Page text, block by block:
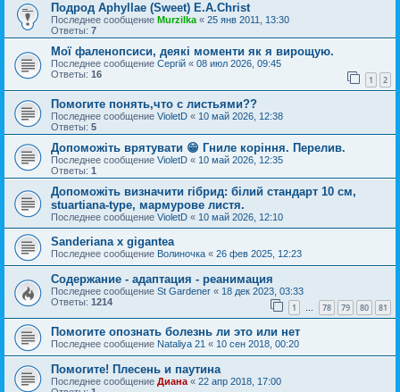
Подрод Aphyllae (Sweet) E.A.Christ
Последнее сообщение Murzilka « 25 янв 2011, 13:30
Ответы: 7
Мої фаленопсиси, деякі моменти як я вирощую.
Последнее сообщение Сергій « 08 июл 2026, 09:45
Ответы: 16 1 2
Помогите понять,что с листьями??
Последнее сообщение VioletD « 10 май 2026, 12:38
Ответы: 5
Допоможіть врятувати 😁 Гниле коріння. Перелив.
Последнее сообщение VioletD « 10 май 2026, 12:35
Ответы: 1
Допоможіть визначити гібрид: білий стандарт 10 см,
stuartiana-type, мармурове листя.
Последнее сообщение VioletD « 10 май 2026, 12:10
Sanderiana x gigantea
Последнее сообщение Волиночка « 26 фев 2025, 12:23
Содержание - адаптация - реанимация
Последнее сообщение St Gardener « 18 дек 2023, 03:33
Ответы: 1214 1 … 78 79 80 81
Помогите опознать болезнь ли это или нет
Последнее сообщение Nataliya 21 « 10 сен 2018, 00:20
Помогите! Плесень и паутина
Последнее сообщение Диана « 22 апр 2018, 17:00